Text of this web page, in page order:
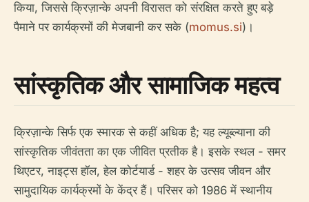
किया, जिससे क्रिज़ान्के अपनी विरासत को संरक्षित करते हुए बड़े
पैमाने पर कार्यक्रमों की मेजबानी कर सके (momus.si)।
सांस्कृतिक और सामाजिक महत्व
क्रिज़ान्के सिर्फ एक स्मारक से कहीं अधिक है; यह ल्यूब्ल्याना की
सांस्कृतिक जीवंतता का एक जीवित प्रतीक है। इसके स्थल - समर
थिएटर, नाइट्स हॉल, हेल कोर्टयार्ड - शहर के उत्सव जीवन और
सामुदायिक कार्यक्रमों के केंद्र हैं। परिसर को 1986 में स्थानीय